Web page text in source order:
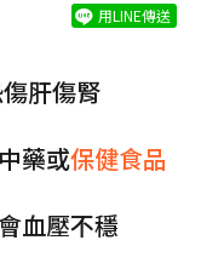
用LINE傳送
肝傷腎
藥或保健食品
血壓不穩